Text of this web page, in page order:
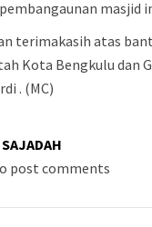
masjid
terimakasih atas
Kota Bengkulu dan
. (MC)
post comments